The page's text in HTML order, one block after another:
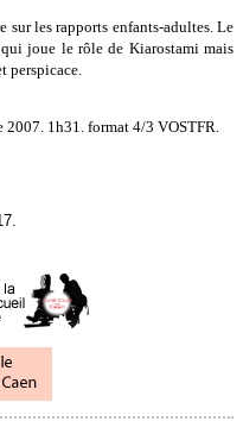
sur les rapports enfants-adultes. Le
joue le rôle de Kiarostami mais
perspicace.
1h31. format 4/3 VOSTFR.